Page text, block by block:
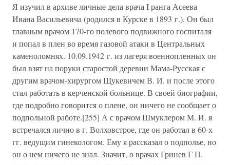
Я изучил в архиве личные дела врача I ранга Асеева
Ивана Васильевича (родился в Курске в 1893 г.). Он был
главным врачом 170-го полевого подвижного госпиталя
и попал в плен во время газовой атаки в Центральных
каменоломнях. 10.09.1942 г. из лагеря военнопленных он
был взят на поруки старостой деревни Мама-Русская с
другим врачом-хирургом Щукевичем В. И. и после этого
стал работать в керченской больнице. В своей биографии,
где подробно говорится о плене, он ничего не сообщает о
подпольной работе.[255] А с врачом Шмуклером М. И. я
встречался лично в г. Волховстрое, где он работал в 60-х
гг. ведущим гинекологом. Ему я рассказал о подполье, но
он о нем ничего не знал. Значит, о врачах Гринев Г П.